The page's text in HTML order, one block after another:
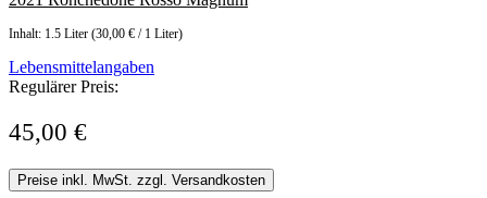
Inhalt: 1.5 Liter (30,00 € / 1 Liter)
Lebensmittelangaben
Regulärer Preis:
45,00 €
Preise inkl. MwSt. zzgl. Versandkosten